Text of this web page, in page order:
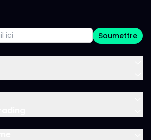
Soumettre